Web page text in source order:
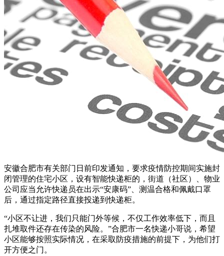
安徽合肥市有关部门日前印发通知，要求疫情防控期间实施封
闭管理的住宅小区，设有智能快递柜的，街道（社区）、物业
公司应当允许快递员在出示“安康码”、测温合格和佩戴口罩
后，通过指定路径直接投递到快递柜。
“小区不让进，我们只能门外等候，不仅工作效率低下，而且
扎堆取件还存在传染的风险。”合肥市一名快递小哥说，希望
小区能够按照实际情况，在采取防疫措施的前提下，为他们打
开方便之门。